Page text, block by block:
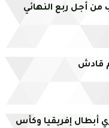
من أجل ربع النهائي
قادش
أبطال إفريقيا وكأس